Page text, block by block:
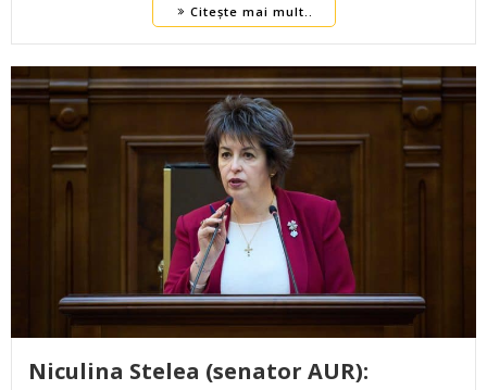
Citește mai mult..
Niculina Stelea (senator AUR):